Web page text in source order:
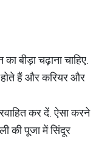
बीड़ा चढ़ाना चाहिए.
होते हैं और करियर और
कर दें. ऐसा करने
की पूजा में सिंदूर